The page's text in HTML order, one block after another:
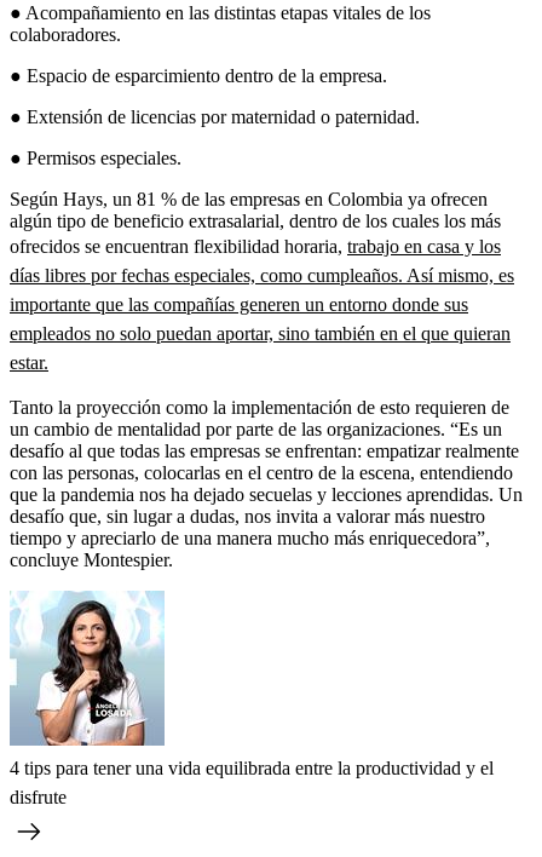
● Acompañamiento en las distintas etapas vitales de los
colaboradores.
● Espacio de esparcimiento dentro de la empresa.
● Extensión de licencias por maternidad o paternidad.
● Permisos especiales.
Según Hays, un 81 % de las empresas en Colombia ya ofrecen
algún tipo de beneficio extrasalarial, dentro de los cuales los más
ofrecidos se encuentran flexibilidad horaria, trabajo en casa y los
días libres por fechas especiales, como cumpleaños. Así mismo, es
importante que las compañías generen un entorno donde sus
empleados no solo puedan aportar, sino también en el que quieran
estar.
Tanto la proyección como la implementación de esto requieren de
un cambio de mentalidad por parte de las organizaciones. “Es un
desafío al que todas las empresas se enfrentan: empatizar realmente
con las personas, colocarlas en el centro de la escena, entendiendo
que la pandemia nos ha dejado secuelas y lecciones aprendidas. Un
desafío que, sin lugar a dudas, nos invita a valorar más nuestro
tiempo y apreciarlo de una manera mucho más enriquecedora”,
concluye Montespier.
4 tips para tener una vida equilibrada entre la productividad y el
disfrute